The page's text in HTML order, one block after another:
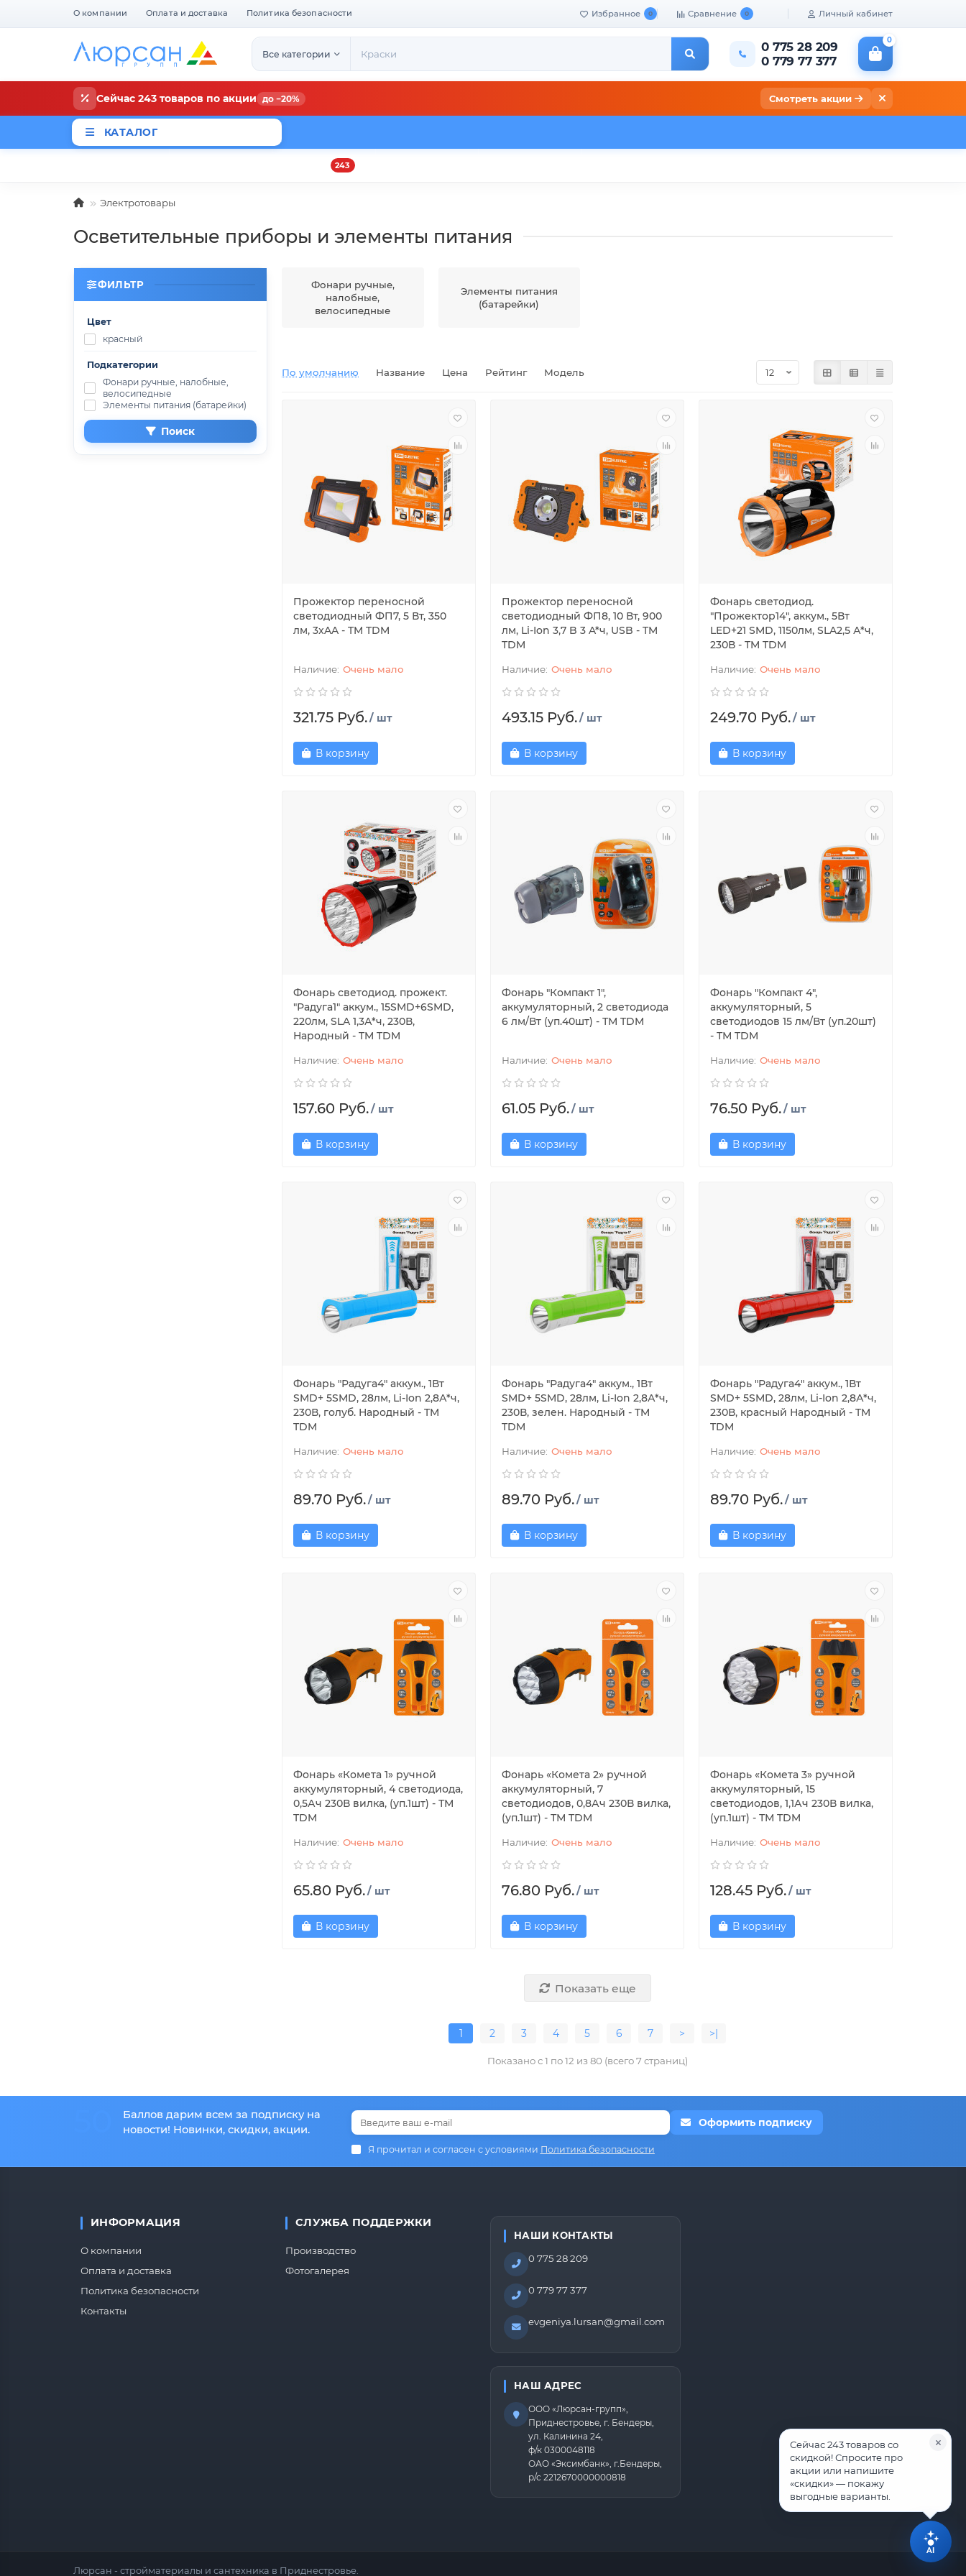
О компании Оплата и доставка Политика безопасности Избранное 0 Сравнение 0 Личный кабинет
Все категории
0 775 28 209
0 779 77 377
0
Сейчас 243 товаров по акции до −20% Смотреть акции
КАТАЛОГ
243
Электротовары
Осветительные приборы и элементы питания
ФИЛЬТР
Цвет
красный
Подкатегории
Фонари ручные, налобные,
велосипедные
Элементы питания (батарейки)
Поиск
Фонари ручные,
налобные,
велосипедные
Элементы питания
(батарейки)
По умолчанию Название Цена Рейтинг Модель
Прожектор переносной
светодиодный ФП7, 5 Вт, 350
лм, 3xAA - TM TDM
Очень мало
321.75 Руб./ шт
В корзину
Прожектор переносной
светодиодный ФП8, 10 Вт, 900
лм, Li-Ion 3,7 B 3 A*ч, USB - TM
TDM
Очень мало
493.15 Руб./ шт
В корзину
Фонарь светодиод.
"Прожектор14", аккум., 5Вт
LED+21 SMD, 1150лм, SLA2,5 А*ч,
230В - TM TDM
Очень мало
249.70 Руб./ шт
В корзину
Фонарь светодиод. прожект.
"Радуга1" аккум., 15SMD+6SMD,
220лм, SLA 1,3А*ч, 230В,
Народный - TM TDM
Очень мало
157.60 Руб./ шт
В корзину
Фонарь "Компакт 1",
аккумуляторный, 2 светодиода
6 лм/Вт (уп.40шт) - ТМ TDM
Очень мало
61.05 Руб./ шт
В корзину
Фонарь "Компакт 4",
аккумуляторный, 5
светодиодов 15 лм/Вт (уп.20шт)
- ТМ TDM
Очень мало
76.50 Руб./ шт
В корзину
Фонарь "Радуга4" аккум., 1Вт
SMD+ 5SMD, 28лм, Li-Ion 2,8А*ч,
230В, голуб. Народный - TM
TDM
Очень мало
89.70 Руб./ шт
В корзину
Фонарь "Радуга4" аккум., 1Вт
SMD+ 5SMD, 28лм, Li-Ion 2,8А*ч,
230В, зелен. Народный - TM
TDM
Очень мало
89.70 Руб./ шт
В корзину
Фонарь "Радуга4" аккум., 1Вт
SMD+ 5SMD, 28лм, Li-Ion 2,8А*ч,
230В, красный Народный - TM
TDM
Очень мало
89.70 Руб./ шт
В корзину
Фонарь «Комета 1» ручной
аккумуляторный, 4 светодиода,
0,5Ач 230В вилка, (уп.1шт) - ТМ
TDM
Очень мало
65.80 Руб./ шт
В корзину
Фонарь «Комета 2» ручной
аккумуляторный, 7
светодиодов, 0,8Ач 230В вилка,
(уп.1шт) - ТМ TDM
Очень мало
76.80 Руб./ шт
В корзину
Фонарь «Комета 3» ручной
аккумуляторный, 15
светодиодов, 1,1Ач 230В вилка,
(уп.1шт) - ТМ TDM
Очень мало
128.45 Руб./ шт
В корзину
Показать еще
1 2 3 4 5 6 7 > >|
Показано с 1 по 12 из 80 (всего 7 страниц)
Баллов дарим всем за подписку на
новости! Новинки, скидки, акции.
Оформить подписку
Я прочитал и согласен с условиями Политика безопасности
ИНФОРМАЦИЯ
О компании
Оплата и доставка
Политика безопасности
Контакты
СЛУЖБА ПОДДЕРЖКИ
Производство
Фотогалерея
НАШИ КОНТАКТЫ
0 775 28 209
0 779 77 377
evgeniya.lursan@gmail.com
НАШ АДРЕС
ООО «Люрсан-групп»,
Приднестровье, г. Бендеры,
ул. Калинина 24,
ф/к 0300048118
ОАО «Эксимбанк», г.Бендеры,
р/с 2212670000000818
Люрсан - стройматериалы и сантехника в Приднестровье.
Сейчас 243 товаров со
скидкой! Спросите про
акции или напишите
«скидки» — покажу
выгодные варианты.
AI